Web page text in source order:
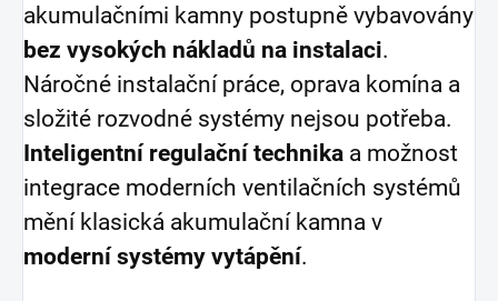
akumulačními kamny postupně vybavovány
bez vysokých nákladů na instalaci.
Náročné instalační práce, oprava komína a
složité rozvodné systémy nejsou potřeba.
Inteligentní regulační technika a možnost
integrace moderních ventilačních systémů
mění klasická akumulační kamna v
moderní systémy vytápění.